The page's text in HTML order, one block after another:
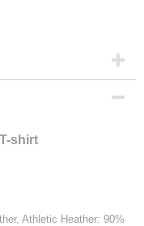
shirt
Athletic Heather: 90%